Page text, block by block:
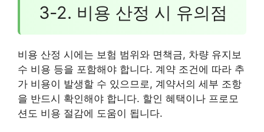
3-2. 비용 산정 시 유의점
비용 산정 시에는 보험 범위와 면책금, 차량 유지보
수 비용 등을 포함해야 합니다. 계약 조건에 따라 추
가 비용이 발생할 수 있으므로, 계약서의 세부 조항
을 반드시 확인해야 합니다. 할인 혜택이나 프로모
션도 비용 절감에 도움이 됩니다.